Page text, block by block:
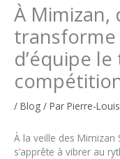
À Mimizan,
d’équipe
/ Blog / Par Pierre-Louis
À la veille des Mimizan
s’apprête à vibrer au